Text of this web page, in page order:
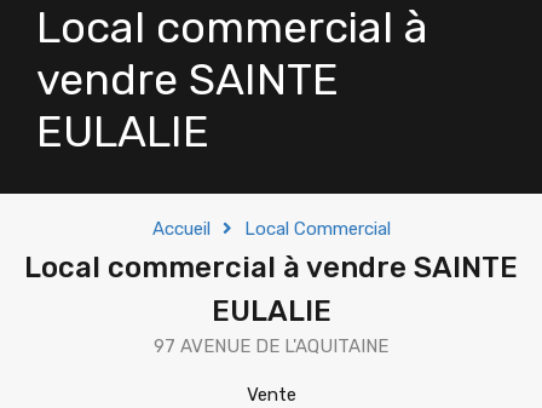
Local commercial à
vendre SAINTE
EULALIE
Accueil Local Commercial
Local commercial à vendre SAINTE
EULALIE
97 AVENUE DE L'AQUITAINE
Vente